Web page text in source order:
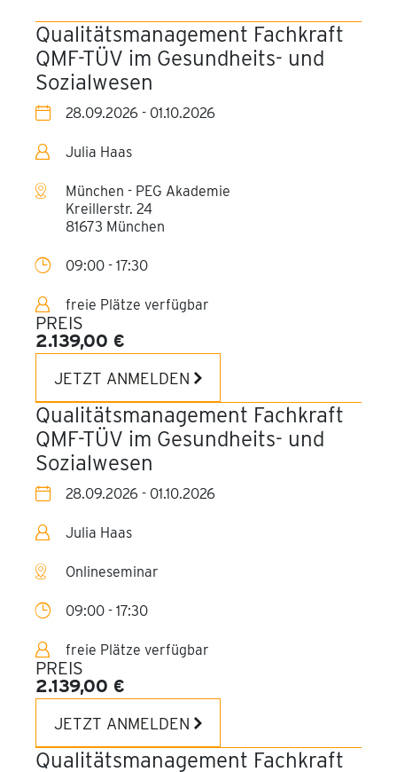
Onlineseminar
2026
2027
Qualitätsmanagement Fachkraft
QMF-TÜV im Gesundheits- und
Sozialwesen
28.09.2026 - 01.10.2026
Julia Haas
München - PEG Akademie
Kreillerstr. 24
81673 München
09:00 - 17:30
freie Plätze verfügbar
PREIS
2.139,00 €
JETZT ANMELDEN
Qualitätsmanagement Fachkraft
QMF-TÜV im Gesundheits- und
Sozialwesen
28.09.2026 - 01.10.2026
Julia Haas
Onlineseminar
09:00 - 17:30
freie Plätze verfügbar
PREIS
2.139,00 €
JETZT ANMELDEN
Qualitätsmanagement Fachkraft